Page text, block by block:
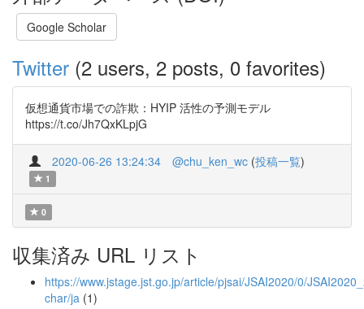
Google Scholar
Twitter (2 users, 2 posts, 0 favorites)
仮想通貨市場での詐欺：HYIP 活性の予測モデル
https://t.co/Jh7QxKLpjG
2020-06-26 13:24:34 @chu_ken_wc (投稿一覧)
1
0
収集済み URL リスト
https://www.jstage.jst.go.jp/article/pjsai/JSAI2020/0/
char/ja (1)